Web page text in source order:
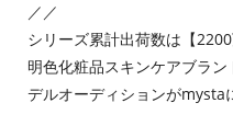
／／
シリーズ累計出荷数は【
明色化粧品スキンケアブラ
デルオーディションがmysta